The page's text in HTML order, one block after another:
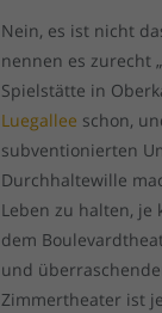
Nein, es ist nicht
nennen es zurecht
Spielstätte in
Luegallee schon,
subventionierten
Durchhaltewille
Leben zu halten, je
dem
und
Zimmertheater ist